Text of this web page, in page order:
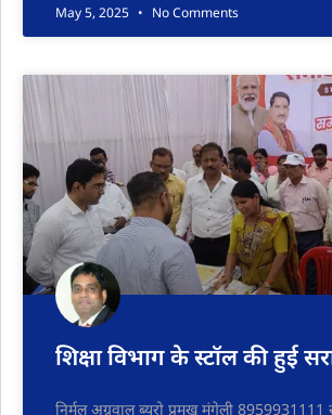
May 5, 2025 No Comments
शिक्षा विभाग के स्टॉल की हुई
निर्मल अग्रवाल ब्यूरो प्रमुख मुंगेली